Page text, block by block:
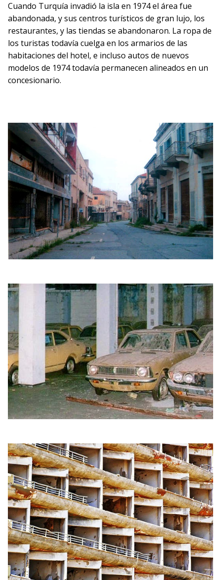
Cuando Turquía invadió la isla en 1974 el área fue
abandonada, y sus centros turísticos de gran lujo, los
restaurantes, y las tiendas se abandonaron. La ropa de
los turistas todavía cuelga en los armarios de las
habitaciones del hotel, e incluso autos de nuevos
modelos de 1974 todavía permanecen alineados en un
concesionario.